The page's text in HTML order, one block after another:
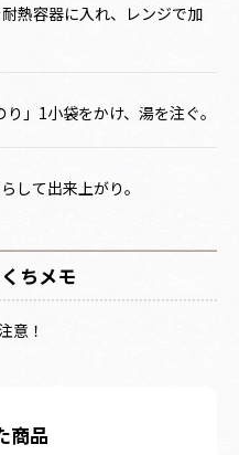
熱容器に入れ、レンジで加
」1小袋をかけ、湯を注ぐ。
して出来上がり。
ちメモ
意！
商品